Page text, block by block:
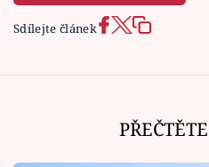
Sdílejte článek